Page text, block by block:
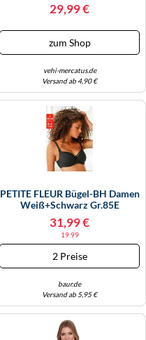
29,99 €
zum Shop
vehi-mercatus.de
Versand ab 4,90 €
PETITE FLEUR Bügel-BH Damen
Weiß+schwarz Gr.85E
31,99 €
19.99
2 Preise
baur.de
Versand ab 5,95 €